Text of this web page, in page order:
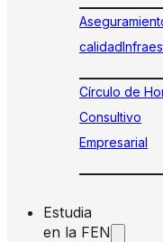
calidad
Círculo de
Consultivo
Empresarial
Estudia
en la FEN